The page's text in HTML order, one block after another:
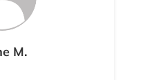
M.